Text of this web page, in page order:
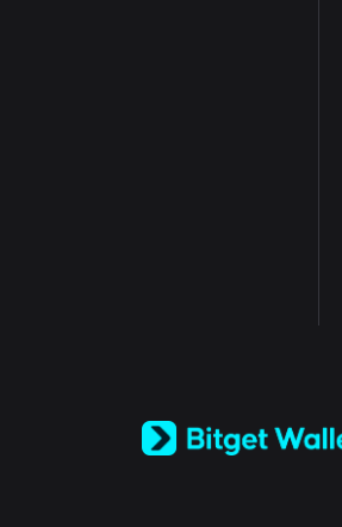
Español (Latinoamérica)